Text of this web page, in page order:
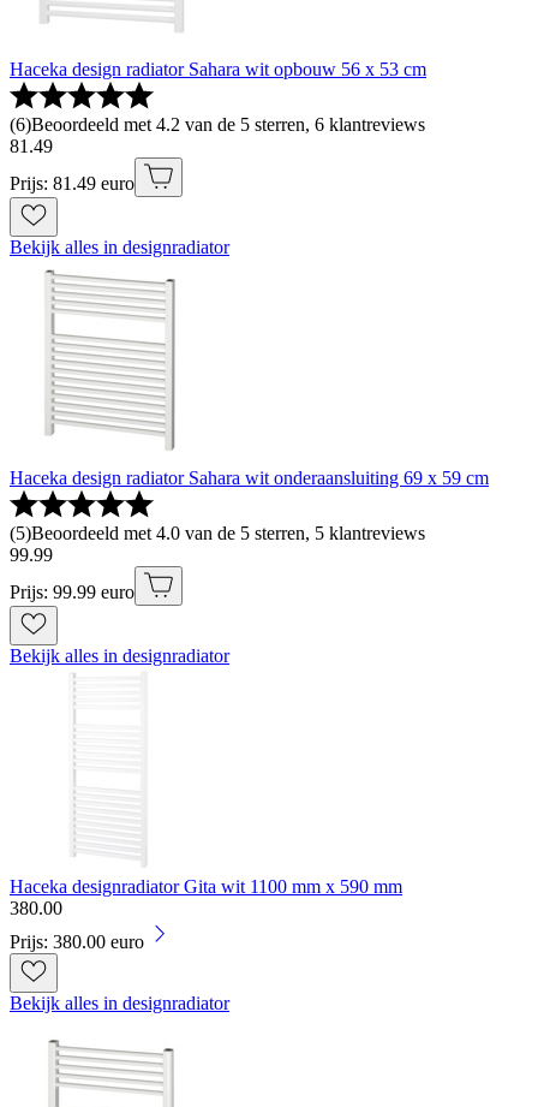
Haceka design radiator Sahara wit opbouw 56 x 53 cm
(6)Beoordeeld met 4.2 van de 5 sterren, 6 klantreviews
81.49
Prijs: 81.49 euro
Bekijk alles in designradiator
Haceka design radiator Sahara wit onderaansluiting 69 x 59 cm
(5)Beoordeeld met 4.0 van de 5 sterren, 5 klantreviews
99.99
Prijs: 99.99 euro
Bekijk alles in designradiator
Haceka designradiator Gita wit 1100 mm x 590 mm
380.00
Prijs: 380.00 euro
Bekijk alles in designradiator